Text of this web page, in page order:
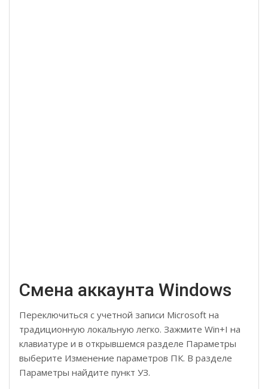
Смена аккаунта Windows
Переключиться с учетной записи Microsoft на
традиционную локальную легко. Зажмите Win+I на
клавиатуре и в открывшемся разделе Параметры
выберите Изменение параметров ПК. В разделе
Параметры найдите пункт УЗ.